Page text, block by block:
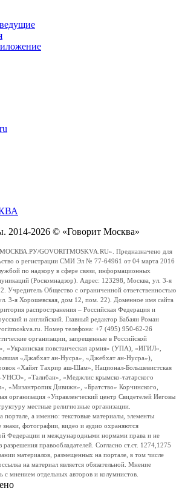
2014-2026 © «Говорит Москва»
GOVORITMOSKVA.RU». Предназначено для
о регистрации СМИ Эл № 77-64961 от 04 марта 2016
по надзору в сфере связи, информационных
(Роскомнадзор). Адрес: 123298, Москва, ул. 3-я
Учредитель Общество с ограниченной ответственностью
3-я Хорошевская, дом 12, пом. 22). Доменное имя сайта
распространения – Российская Федерация и
и английский. Главный редактор Бабаян Роман
Номер телефона: +7 (495) 950-62-26
организации, запрещенные в Российской
«Украинская повстанческая армия» (УПА), «ИГИЛ»,
«Джабхат ан-Нусра», «Джебхат ан-Нусра»),
«Хайят Тахрир аш-Шам», Национал-Большевистская
«Талибан», «Меджлис крымско-татарского
«Мизантропик Дивижн», «Братство» Корчинского,
организация «Управленческий центр Свидетелей Иеговы
местные религиозные организации.
а именно: текстовые материалы, элементы
знаки, фотографии, видео и аудио охраняются
Федерации и международными нормами права и не
разрешения правообладателей. Согласно ст.ст. 1274,1275
материалов, размещенных на портале, в том числе
на материал является обязательной. Мнение
с мнением отдельных авторов и колумнистов.